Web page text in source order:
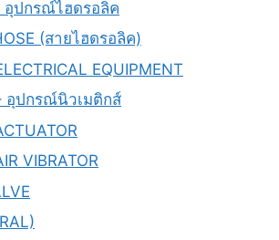
อุปกรณ์ไฮดรอลิค
(สายไฮดรอลิค)
EQUIPMENT
อุปกรณ์นิวเมติกส์
VIBRATOR